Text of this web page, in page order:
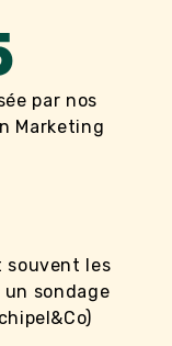
par nos
Marketing
souvent les
un sondage